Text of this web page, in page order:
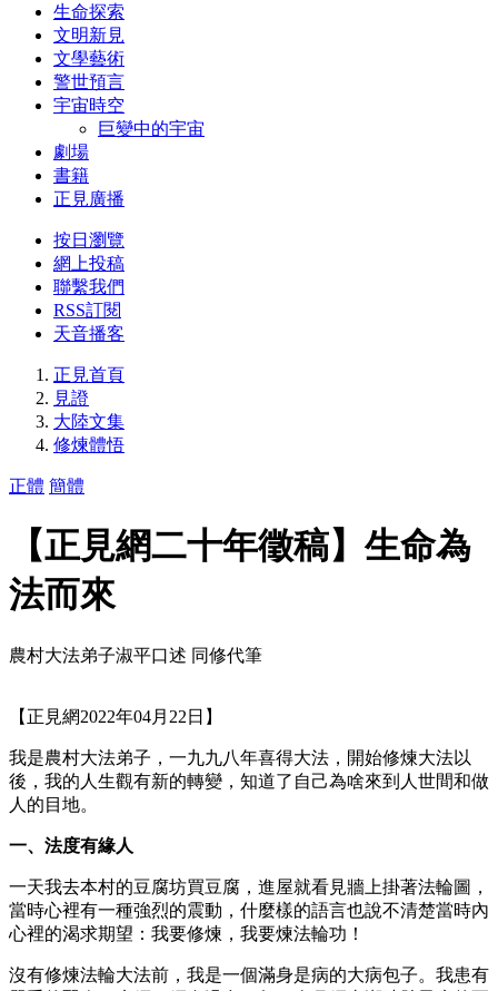
生命探索
文明新見
文學藝術
警世預言
宇宙時空
巨變中的宇宙
劇場
書籍
正見廣播
按日瀏覽
網上投稿
聯繫我們
RSS訂閱
天音播客
正見首頁
見證
大陸文集
修煉體悟
正體 簡體
【正見網二十年徵稿】生命為
法而來
農村大法弟子淑平口述 同修代筆
【正見網2022年04月22日】
我是農村大法弟子，一九九八年喜得大法，開始修煉大法以
後，我的人生觀有新的轉變，知道了自己為啥來到人世間和做
人的目地。
一、法度有緣人
一天我去本村的豆腐坊買豆腐，進屋就看見牆上掛著法輪圖，
當時心裡有一種強烈的震動，什麼樣的語言也說不清楚當時內
心裡的渴求期望：我要修煉，我要煉法輪功！
沒有修煉法輪大法前，我是一個滿身是病的大病包子。我患有